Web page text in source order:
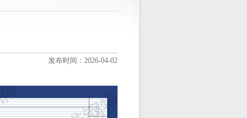
发布时间：2026-04-02